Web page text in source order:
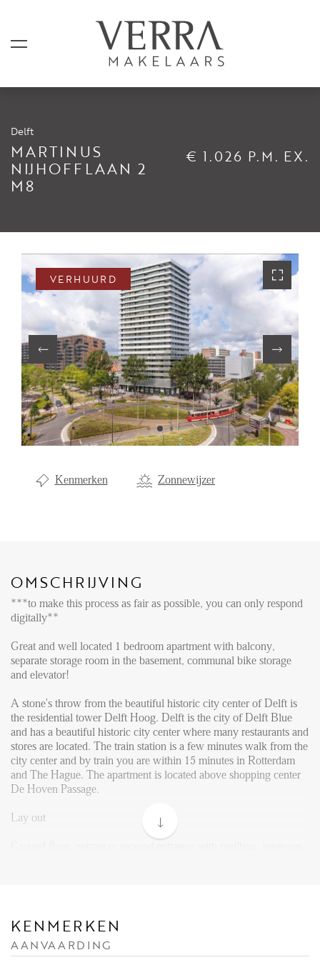
Delft
MARTINUS
NIJHOFFLAAN 2
M8
€ 1.026 P.M. EX.
VERHUURD
Kenmerken Zonnewijzer
OMSCHRIJVING
***to make this process as fair as possible, you can only respond
digitally**
Great and well located 1 bedroom apartment with balcony,
separate storage room in the basement, communal bike storage
and elevator!
A stone's throw from the beautiful historic city center of Delft is
the residential tower Delft Hoog. Delft is the city of Delft Blue
and has a beautiful historic city center where many restaurants and
stores are located. The train station is a few minutes walk from the
city center and by train you are within 15 minutes in Rotterdam
and The Hague. The apartment is located above shopping center
De Hoven Passage.
Lay out
with shower, washbasin with mirror, toilet. Separate toilet present
in hallway. The master bedroom has enough space for a double
KENMERKEN
AANVAARDING
AANBOD
Te koop
Shortstay
Verkocht
Verhuurd
DIENSTEN
Aanhuur
Aankoop
Beheer
Verhuur
Verkoop
Nieuwbouw
OVER ONS
FAQ
Reviews
CONTACT
Den Haag
Hillegersberg
Rotterdam